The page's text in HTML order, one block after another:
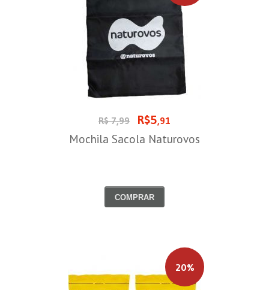
R$ 7,99 R$5,91
Mochila Sacola Naturovos
COMPRAR
20%